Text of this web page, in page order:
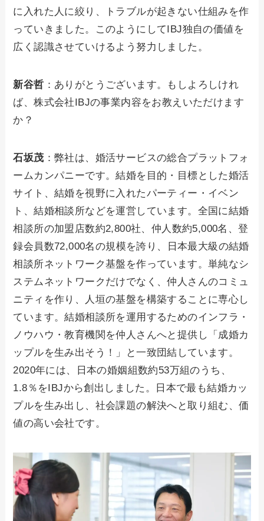
に入れた人に絞り、トラブルが起きない仕組みを作
っていきました。このようにしてIBJ独自の価値を
広く認識させていけるよう努力しました。
新谷哲 ：ありがとうございます。もしよろしけれ
ば、株式会社IBJの事業内容をお教えいただけます
か？
石坂茂 ：弊社は、婚活サービスの総合プラットフォ
ームカンパニーです。結婚を目的・目標とした婚活
サイト、結婚を視野に入れたパーティー・イベン
ト、結婚相談所などを運営しています。全国に結婚
相談所の加盟店数約2,800社、仲人数約5,000名、登
録会員数72,000名の規模を誇り、日本最大級の結婚
相談所ネットワーク基盤を作っています。単純なシ
ステムネットワークだけでなく、仲人さんのコミュ
ニティを作り、人垣の基盤を構築することに専心し
ています。結婚相談所を運用するためのインフラ・
ノウハウ・教育機関を仲人さんへと提供し「成婚カ
ップルを生み出そう！」と一致団結しています。
2020年には、日本の婚姻組数約53万組のうち、
1.8％をIBJから創出しました。日本で最も結婚カッ
プルを生み出し、社会課題の解決へと取り組む、価
値の高い会社です。